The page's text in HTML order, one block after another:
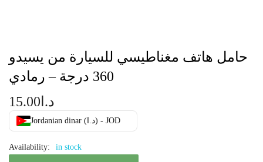
حامل هاتف مغناطيسي للسيارة من يسيدو
360 درجة – رمادي
د.ا 15.00
Jordanian dinar (د.ا) - JOD
Availability: in stock